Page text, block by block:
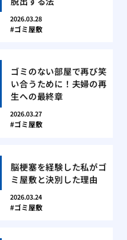
2026.03.28
ゴミ屋敷
ゴミのない部屋で再び笑
い合うために！夫婦の再
生への最終章
2026.03.27
ゴミ屋敷
脳梗塞を経験した私がゴ
ミ屋敷と決別した理由
2026.03.24
ゴミ屋敷